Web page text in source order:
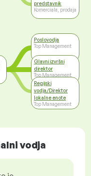
predstavnik
Komerciala, prodaja
Poslovodja
Top Management
Glavni izvršni
direktor
Top Management
Regijski
vodja/Direktor
lokalne enote
Top Management
vodja